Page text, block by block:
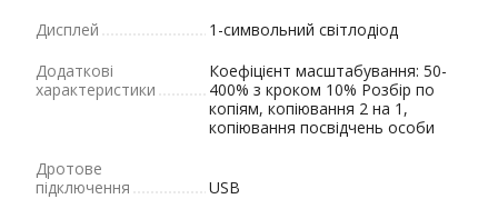
Дисплей
1-символьний світлодіод
Додаткові
характеристики
Коефіцієнт масштабування: 50-
400% з кроком 10% Розбір по
копіям, копіювання 2 на 1,
копіювання посвідчень особи
Дротове
підключення
USB